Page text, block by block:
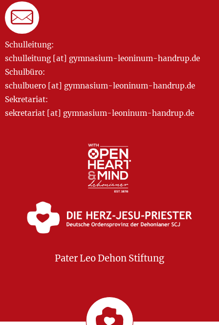
Schulleitung:
schulleitung [at] gymnasium-leoninum-handrup.de
Schulbüro:
schulbuero [at] gymnasium-leoninum-handrup.de
Sekretariat:
sekretariat [at] gymnasium-leoninum-handrup.de
Pater Leo Dehon Stiftung